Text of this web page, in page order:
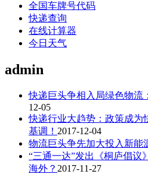
全国车牌号代码
快递查询
在线计算器
今日天气
admin
快递巨头争相入局绿色物流
12-05
快递行业大趋势：政策成为
基调！ 2017-12-04
物流巨头争先加大投入新能
“三通一达”发出《桐庐倡议
海外？ 2017-11-27